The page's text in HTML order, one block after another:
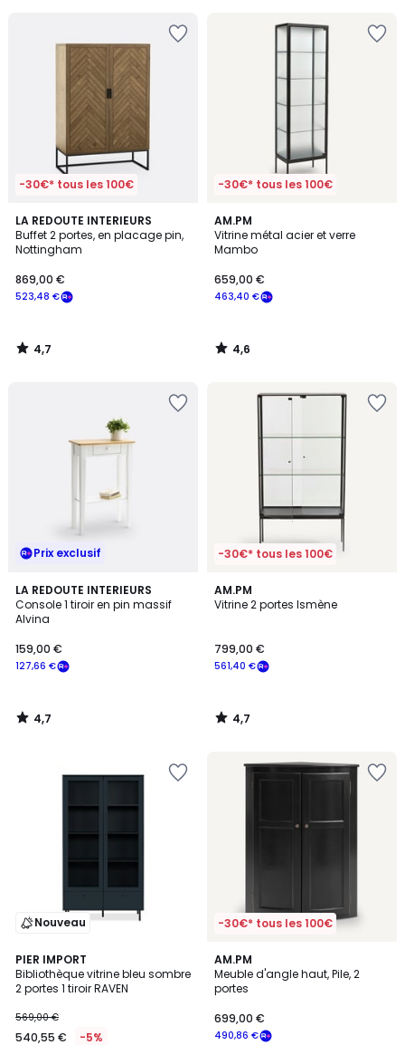
-30€* tous les 100€
LA REDOUTE INTERIEURS
Buffet 2 portes, en placage pin,
Nottingham
523,48 €
869,00 €
4,7
/ 5
4,7
/
-30€* tous les 100€
AM.PM
Vitrine métal acier et verre
Mambo
463,40 €
659,00 €
4,6
/ 5
4,6
/
Prix exclusif
LA REDOUTE INTERIEURS
Console 1 tiroir en pin massif
Alvina
127,66 €
159,00 €
4,7
/ 5
4,7
/
-30€* tous les 100€
AM.PM
Vitrine 2 portes Ismène
561,40 €
799,00 €
4,7
/ 5
4,7
/
Nouveau
PIER IMPORT
Bibliothèque vitrine bleu sombre
2 portes 1 tiroir RAVEN
569,00 €
540,55 € -5%
-30€* tous les 100€
AM.PM
Meuble d'angle haut, Pile, 2
portes
490,86 €
699,00 €
4,7
/ 5